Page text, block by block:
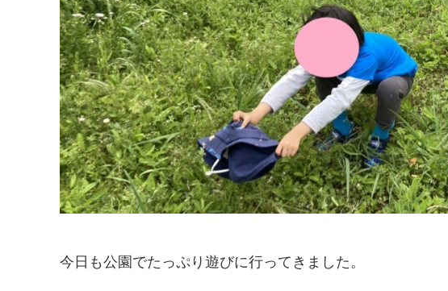
今日も公園でたっぷり遊びに行ってきました。